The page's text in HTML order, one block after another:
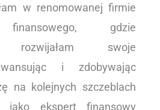
w renomowanej firmie
finansowego, gdzie
rozwijałam swoje
i zdobywając
na kolejnych szczeblach
jako ekspert finansowy